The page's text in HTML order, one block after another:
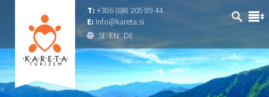
T: +386 (0)8 205 89 44
E: info@kareta.si
SI EN DE